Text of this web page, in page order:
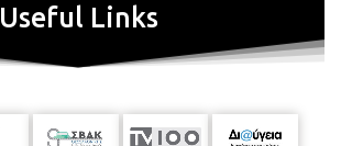
Useful Links